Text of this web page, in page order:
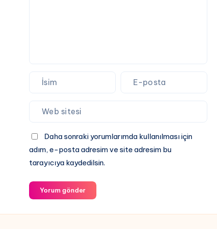
Daha sonraki yorumlarımda kullanılması için
adım, e-posta adresim ve site adresim bu
tarayıcıya kaydedilsin.
Yorum gönder